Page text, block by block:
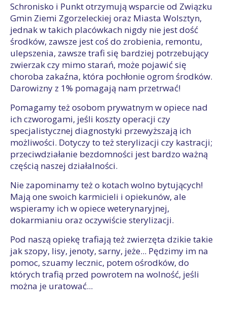
Schronisko i Punkt otrzymują wsparcie od Związku
Gmin Ziemi Zgorzeleckiej oraz Miasta Wolsztyn,
jednak w takich placówkach nigdy nie jest dość
środków, zawsze jest coś do zrobienia, remontu,
ulepszenia, zawsze trafi się bardziej potrzebujący
zwierzak czy mimo starań, może pojawić się
choroba zakaźna, która pochłonie ogrom środków.
Darowizny z 1% pomagają nam przetrwać!
Pomagamy też osobom prywatnym w opiece nad
ich czworogami, jeśli koszty operacji czy
specjalistycznej diagnostyki przewyższają ich
możliwości. Dotyczy to też sterylizacji czy kastracji;
przeciwdziałanie bezdomności jest bardzo ważną
częścią naszej działalności.
Nie zapominamy też o kotach wolno bytujących!
Mają one swoich karmicieli i opiekunów, ale
wspieramy ich w opiece weterynaryjnej,
dokarmianiu oraz oczywiście sterylizacji.
Pod naszą opiekę trafiają też zwierzęta dzikie takie
jak szopy, lisy, jenoty, sarny, jeże... Pędzimy im na
pomoc, szuamy lecznic, potem ośrodków, do
których trafią przed powrotem na wolność, jeśli
można je uratować...